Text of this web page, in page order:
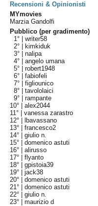
Recensioni & Opinionisti
MYmovies
Marzia Gandolfi
Pubblico (per gradimento)
1° |writer58
2° |
kimkiduk
3° |nalipa
4° |angelo umana
5° |robert1948
6° |fabiofeli
7° |figliounico
8° |tavololaici
9° |rampante
10° |alex2044
11° |vanessa zarastro
12° |
lbavassano
13° |francesco2
14° |giulio n.
15° |domenico astuti
16° |alirusso
17° |flyanto
18° |gpistoia39
19° |jack38
20° |domenico astuti
21° |domenico astuti
22° |giulio n.
23° |maurizio d